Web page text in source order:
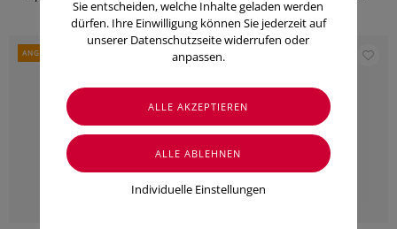
€ 21,90
€ 21,90
ANGEBOT
Sie entscheiden, welche Inhalte geladen werden
dürfen. Ihre Einwilligung können Sie jederzeit auf
unserer Datenschutzseite widerrufen oder
anpassen.
Individuelle Einstellungen